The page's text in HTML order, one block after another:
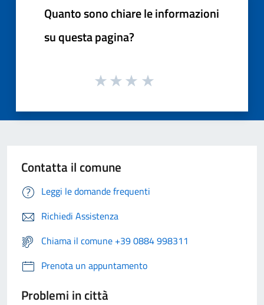
Quanto sono chiare le informazioni
su questa pagina?
Contatta il comune
Leggi le domande frequenti
Richiedi Assistenza
Chiama il comune +39 0884 998311
Prenota un appuntamento
Problemi in città